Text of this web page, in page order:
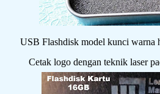
USB Flashdisk model kunci warna
Cetak logo dengan teknik laser